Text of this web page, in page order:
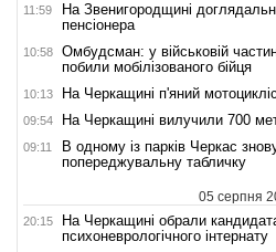
11:59
На Звенигородщині
пенсіонера
10:58
Омбудсман: у військовій
побили мобілізованого бійця
10:13 На Черкащині п'яний
09:54 На Черкащині вилучили 700
09:11
В одному із парків Черкас
попереджувальну табличку
05 серпня
20:15
На Черкащині обрали
психоневрологічного інтернату